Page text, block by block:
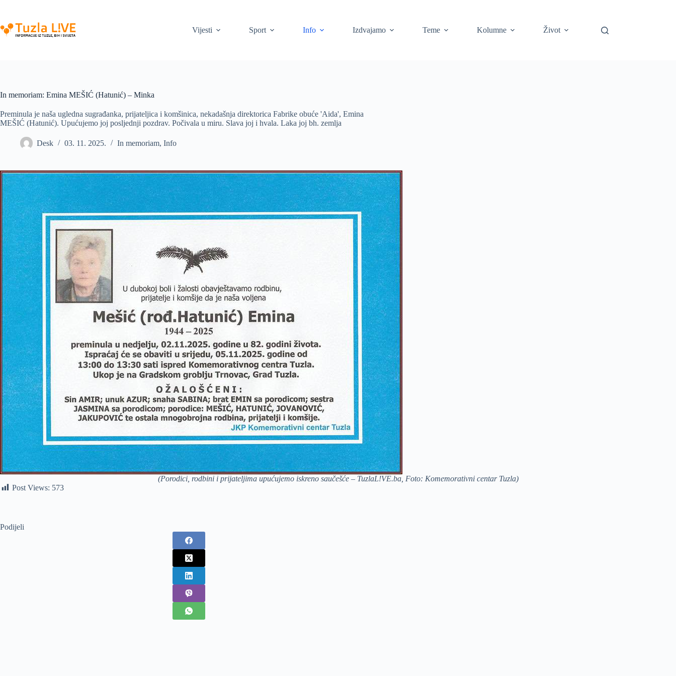
content
Vijesti
Sport Info Izdvajamo Teme Kolumne Život
In memoriam: Emina MEŠIĆ (Hatunić) – Minka
Preminula je naša ugledna sugrađanka, prijateljica i komšinica, nekadašnja direktorica Fabrike obuće 'Aida', Emina
MEŠIĆ (Hatunić). Upućujemo joj posljednji pozdrav. Počivala u miru. Slava joj i hvala. Laka joj bh. zemlja
Desk 03. 11. 2025. In memoriam, Info
(Porodici, rodbini i prijateljima upućujemo iskreno saučešće – TuzlaL!VE.ba, Foto: Komemorativni centar Tuzla)
Post Views: 573
Podijeli